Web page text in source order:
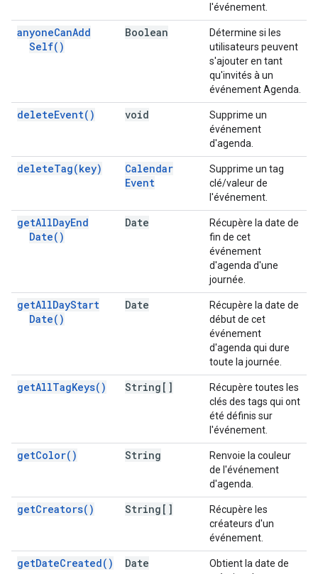
l'événement.
anyoneCanAdd
Self( )
Boolean
Détermine si les
utilisateurs peuvent
s'ajouter en tant
qu'invités à un
événement Agenda.
deleteEvent( ) void
Supprime un
événement
d'agenda.
deleteTag(key)
Calendar
Event
Supprime un tag
clé/valeur de
l'événement.
getAllDayEnd
Date( )
Date
Récupère la date de
fin de cet
événement
d'agenda d'une
journée.
getAllDayStart
Date( )
Date
Récupère la date de
début de cet
événement
d'agenda qui dure
toute la journée.
getAllTagKeys( ) String[]
Récupère toutes les
clés des tags qui ont
été définis sur
l'événement.
getColor( ) String
Renvoie la couleur
de l'événement
d'agenda.
getCreators( ) String[]
Récupère les
créateurs d'un
événement.
getDateCreated( ) Date
Obtient la date de